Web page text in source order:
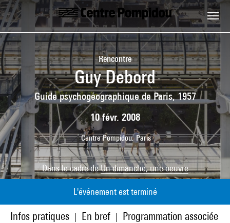
Aller au contenu principal
Centre Pompidou
Rencontre
Guy Debord
Guide psychogéographique de Paris, 1957
10 févr. 2008
Centre Pompidou, Paris
Dans le cadre deUn dimanche, une oeuvre
L'événement est terminé
Infos pratiques En bref Programmation associée